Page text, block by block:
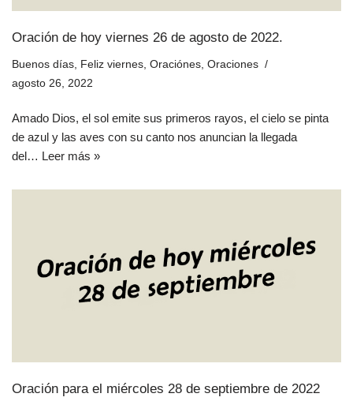
Oración de hoy viernes 26 de agosto de 2022.
Buenos días Feliz viernes Oraciónes Oraciones
agosto 26, 2022
Amado Dios, el sol emite sus primeros rayos, el cielo se pinta
de azul y las aves con su canto nos anuncian la llegada
del… Leer más »
Oración para el miércoles 28 de septiembre de 2022